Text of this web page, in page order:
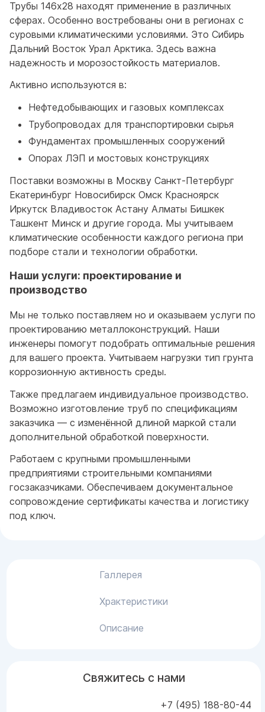
Трубы 146x28 находят применение в различных
сферах. Особенно востребованы они в регионах с
суровыми климатическими условиями. Это Сибирь
Дальний Восток Урал Арктика. Здесь важна
надежность и морозостойкость материалов.
Активно используются в:
Нефтедобывающих и газовых комплексах
Трубопроводах для транспортировки сырья
Фундаментах промышленных сооружений
Опорах ЛЭП и мостовых конструкциях
Поставки возможны в Москву Санкт-Петербург
Екатеринбург Новосибирск Омск Красноярск
Иркутск Владивосток Астану Алматы Бишкек
Ташкент Минск и другие города. Мы учитываем
климатические особенности каждого региона при
подборе стали и технологии обработки.
Наши услуги: проектирование и
производство
Мы не только поставляем но и оказываем услуги по
проектированию металлоконструкций. Наши
инженеры помогут подобрать оптимальные решения
для вашего проекта. Учитываем нагрузки тип грунта
коррозионную активность среды.
Также предлагаем индивидуальное производство.
Возможно изготовление труб по спецификациям
заказчика — с изменённой длиной маркой стали
дополнительной обработкой поверхности.
Работаем с крупными промышленными
предприятиями строительными компаниями
госзаказчиками. Обеспечиваем документальное
сопровождение сертификаты качества и логистику
под ключ.
Галлерея
Храктеристики
Описание
Свяжитесь с нами
+7 (495) 188-80-44